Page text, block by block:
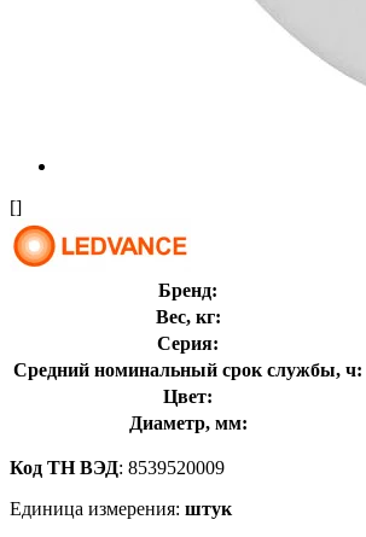
[]
Бренд:
Вес, кг:
Серия:
Средний номинальный срок службы, ч:
Цвет:
Диаметр, мм:
Код ТН ВЭД: 8539520009
Единица измерения: штук